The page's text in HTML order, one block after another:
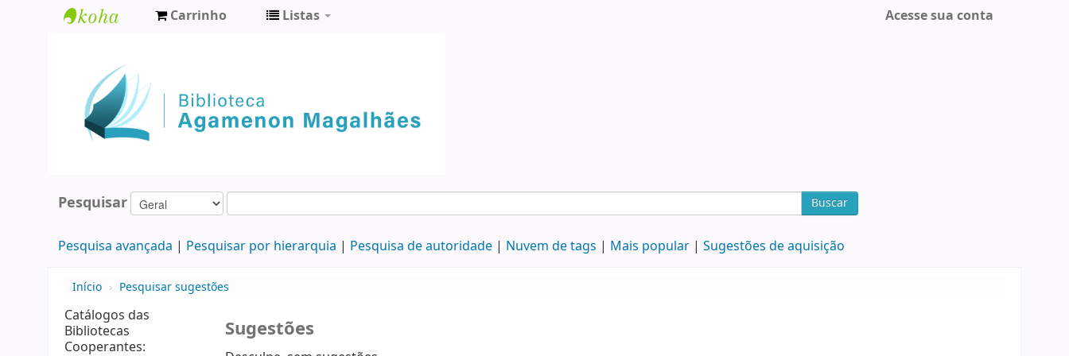
Agamenon
Magalhães
Carrinho Listas Acesse sua conta
Pesquisar Buscar
Pesquisa avançada Pesquisar por hierarquia Pesquisa de autoridade Nuvem de tags Mais popular Sugestões de aquisição
Início › Pesquisar sugestões
Catálogos das
Bibliotecas
Cooperantes:
Sugestões